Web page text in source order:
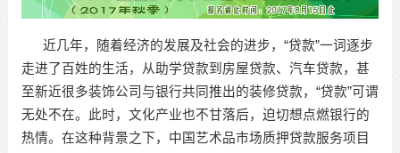
近几年，随着经济的发展及社会的进步，“贷款”一词逐步
走进了百姓的生活，从助学贷款到房屋贷款、汽车贷款，甚
至新近很多装饰公司与银行共同推出的装修贷款，“贷款”可谓
无处不在。此时，文化产业也不甘落后，迫切想点燃银行的
热情。在这种背景之下，中国艺术品市场质押贷款服务项目